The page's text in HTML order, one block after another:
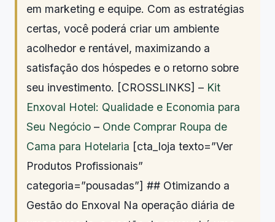
em marketing e equipe. Com as estratégias
certas, você poderá criar um ambiente
acolhedor e rentável, maximizando a
satisfação dos hóspedes e o retorno sobre
seu investimento. [CROSSLINKS] – Kit
Enxoval Hotel: Qualidade e Economia para
Seu Negócio – Onde Comprar Roupa de
Cama para Hotelaria [cta_loja texto=”Ver
Produtos Profissionais”
categoria=”pousadas”] ## Otimizando a
Gestão do Enxoval Na operação diária de